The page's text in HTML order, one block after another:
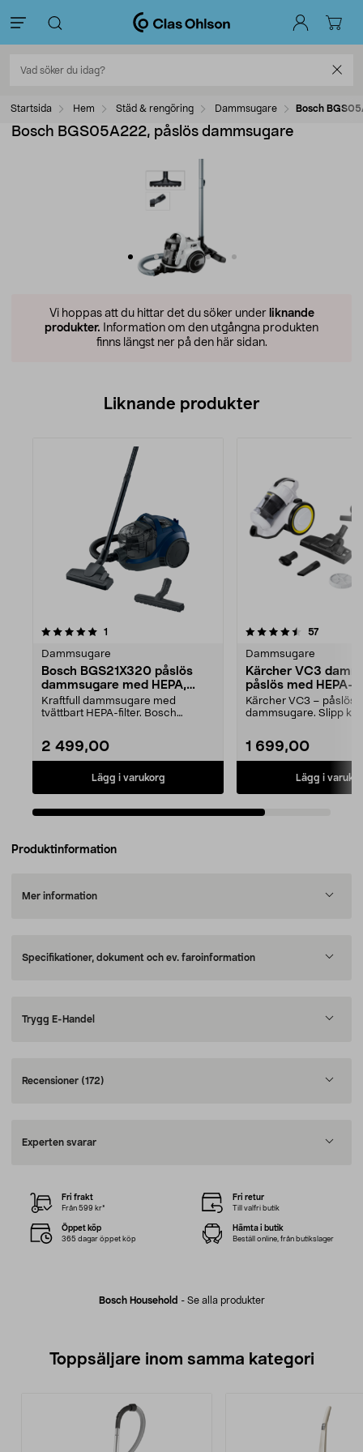
Startsida Hem Städ & rengöring Dammsugare Bosch
Bosch BGS05A222, påslös dammsugare
Vi hoppas att du hittar det du söker under liknande
produkter. Information om den utgångna produkten
finns längst ner på den här sidan.
Liknande produkter
1
Dammsugare
Bosch BGS21X320 påslös
dammsugare med HEPA,
marinblå
Kraftfull dammsugare med
tvättbart HEPA-filter. Bosch
2 499,00
Lägg i varukorg
4.5av 5 stjärnor 57
Dammsugare
Kärcher VC3
påslös med HEPA-
Kärcher VC3 – påslös
dammsugare. Slipp
1 699,00
Lägg i
Produktinformation
Mer information
Specifikationer, dokument och ev. faroinformation
Trygg E-Handel
Recensioner (172)
Experten svarar
Bosch Household - Se alla produkter
Fri frakt
Från 599 kr*
Fri retur
Till valfri butik
Öppet köp
365 dagar öppet köp
Hämta i butik
Beställ online, från butikslager
Toppsäljare inom samma kategori